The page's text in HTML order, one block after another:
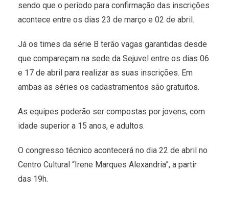
sendo que o período para confirmação das inscrições
acontece entre os dias 23 de março e 02 de abril.
Já os times da série B terão vagas garantidas desde
que compareçam na sede da Sejuvel entre os dias 06
e 17 de abril para realizar as suas inscrições. Em
ambas as séries os cadastramentos são gratuitos.
As equipes poderão ser compostas por jovens, com
idade superior a 15 anos, e adultos.
O congresso técnico acontecerá no dia 22 de abril no
Centro Cultural “Irene Marques Alexandria”, a partir
das 19h.